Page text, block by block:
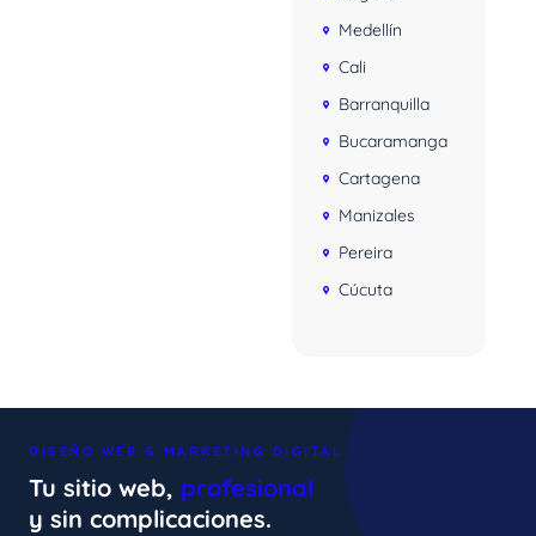
Medellín
Cali
Barranquilla
Bucaramanga
Cartagena
Manizales
Pereira
Cúcuta
DISEÑO WEB & MARKETING DIGITAL
Tu sitio web, profesional
y sin complicaciones.